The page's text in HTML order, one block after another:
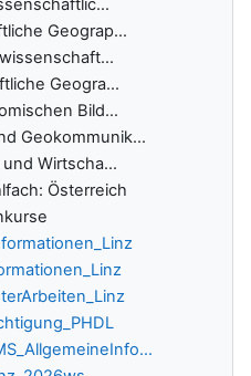
Geograp...
Geogra...
Bild...
Geokommunik...
Wirtscha...
Österreich